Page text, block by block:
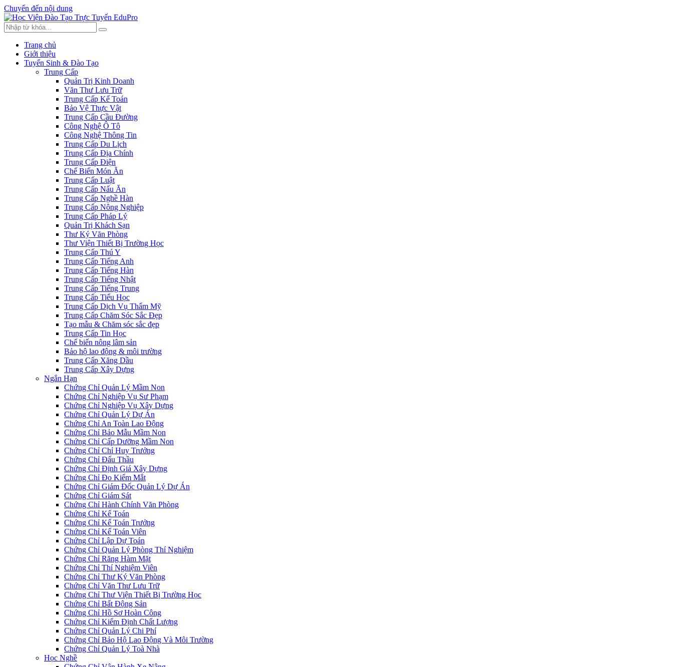
Chuyển đến nội dung
Trang chủ
Giới thiệu
Tuyển Sinh & Đào Tạo
Trung Cấp
Quản Trị Kinh Doanh
Văn Thư Lưu Trữ
Trung Cấp Kế Toán
Bảo Vệ Thực Vật
Trung Cấp Cầu Đường
Công Nghệ Ô Tô
Công Nghệ Thông Tin
Trung Cấp Du Lịch
Trung Cấp Địa Chính
Trung Cấp Điện
Chế Biến Món Ăn
Trung Cấp Luật
Trung Cấp Nấu Ăn
Trung Cấp Nghề Hàn
Trung Cấp Nông Nghiệp
Trung Cấp Pháp Lý
Quản Trị Khách Sạn
Thư Ký Văn Phòng
Thư Viện Thiết Bị Trường Học
Trung Cấp Thú Y
Trung Cấp Tiếng Anh
Trung Cấp Tiếng Hàn
Trung Cấp Tiếng Nhật
Trung Cấp Tiếng Trung
Trung Cấp Tiểu Học
Trung Cấp Dịch Vụ Thẩm Mỹ
Trung Cấp Chăm Sóc Sắc Đẹp
Tạo mẫu & Chăm sóc sắc đẹp
Trung Cấp Tin Học
Chế biến nông lâm sản
Bảo hộ lao động & môi trường
Trung Cấp Xăng Dầu
Trung Cấp Xây Dựng
Ngắn Hạn
Chứng Chỉ Quản Lý Mầm Non
Chứng Chỉ Nghiệp Vụ Sư Phạm
Chứng Chỉ Nghiệp Vụ Xây Dựng
Chứng Chỉ Quản Lý Dự Án
Chứng Chỉ An Toàn Lao Động
Chứng Chỉ Bảo Mẫu Mầm Non
Chứng Chỉ Cấp Dưỡng Mầm Non
Chứng Chỉ Chỉ Huy Trưởng
Chứng Chỉ Đấu Thầu
Chứng Chỉ Định Giá Xây Dựng
Chứng Chỉ Đo Kiểm Mắt
Chứng Chỉ Giám Đốc Quản Lý Dự Án
Chứng Chỉ Giám Sát
Chứng Chỉ Hành Chính Văn Phòng
Chứng Chỉ Kế Toán
Chứng Chỉ Kế Toán Trưởng
Chứng Chỉ Kế Toán Viên
Chứng Chỉ Lập Dự Toán
Chứng Chỉ Quản Lý Phòng Thí Nghiệm
Chứng Chỉ Răng Hàm Mặt
Chứng Chỉ Thí Nghiệm Viên
Chứng Chỉ Thư Ký Văn Phòng
Chứng Chỉ Văn Thư Lưu Trữ
Chứng Chỉ Thư Viện Thiết Bị Trường Học
Chứng Chỉ Bất Động Sản
Chứng Chỉ Hồ Sơ Hoàn Công
Chứng Chỉ Kiểm Định Chất Lượng
Chứng Chỉ Quản Lý Chi Phí
Chứng Chỉ Bảo Hộ Lao Động Và Môi Trường
Chứng Chỉ Quản Lý Toà Nhà
Học Nghề